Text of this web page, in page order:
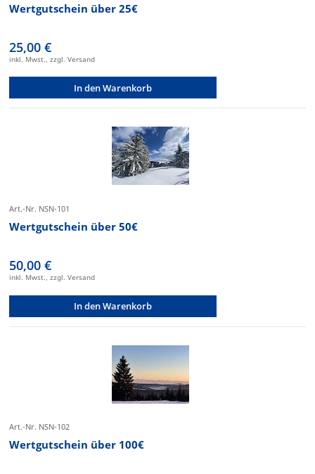
Wertgutschein über 25€
25,00 €
inkl. Mwst., zzgl. Versand
In den Warenkorb
Art.-Nr. NSN-101
Wertgutschein über 50€
50,00 €
inkl. Mwst., zzgl. Versand
In den Warenkorb
Art.-Nr. NSN-102
Wertgutschein über 100€